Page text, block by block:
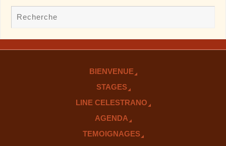
BIENVENUE
STAGES
LINE CELESTRANO
AGENDA
TEMOIGNAGES